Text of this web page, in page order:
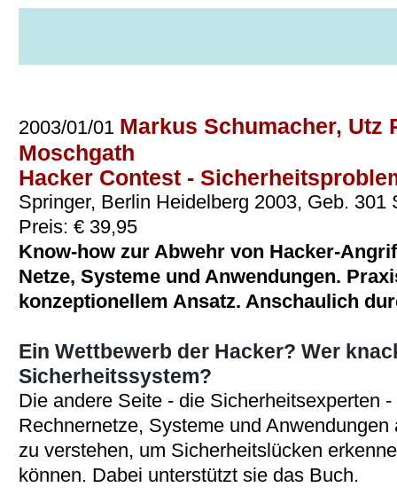
2003/01/01 Markus Schumacher, Utz
Moschgath
Hacker Contest -
Springer, Berlin Heidelberg 2003, Geb. 301
Preis: € 39,95
Know-how zur Abwehr von Hacker-
Netze, Systeme und Anwendungen.
konzeptionellem Ansatz. Anschaulich
Ein Wettbewerb der Hacker? Wer
Sicherheitssystem?
Die andere Seite - die Sicherheitsexperten
Rechnernetze, Systeme und
zu verstehen, um Sicherheitslücken
können. Dabei unterstützt sie das Buch.